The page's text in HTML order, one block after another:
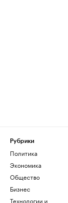
Рубрики
Политика
Экономика
Общество
Бизнес
Технологии и